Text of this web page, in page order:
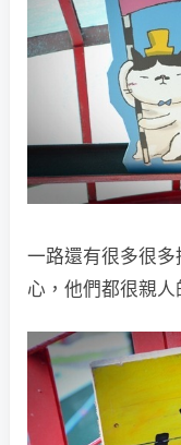
一路還有很多很
心，他們都很親人